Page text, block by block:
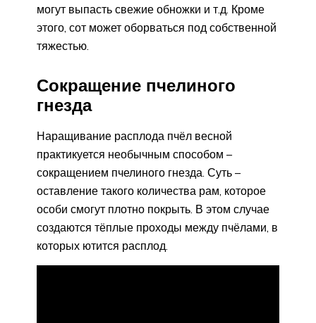
могут выпасть свежие обножки и т.д. Кроме
этого, сот может оборваться под собственной
тяжестью.
Сокращение пчелиного
гнезда
Наращивание расплода пчёл весной
практикуется необычным способом –
сокращением пчелиного гнезда. Суть –
оставление такого количества рам, которое
особи смогут плотно покрыть. В этом случае
создаются тёплые проходы между пчёлами, в
которых ютится расплод.